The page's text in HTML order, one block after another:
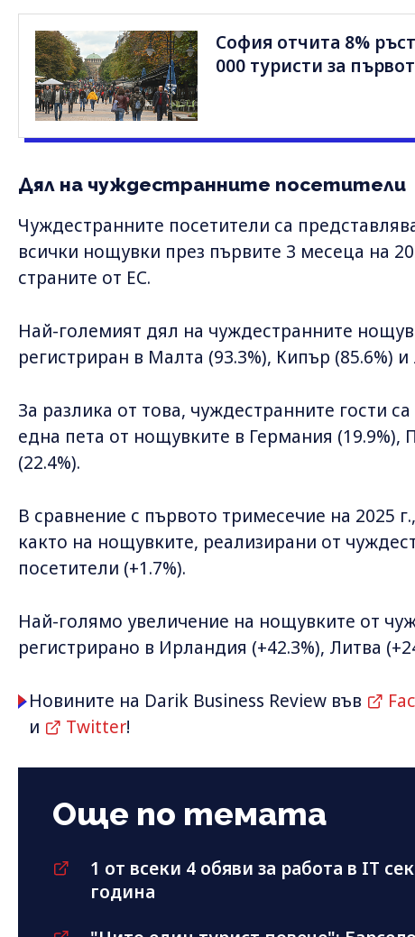
София отчита 8%
000 туристи за
Дял на чуждестранните посетители
Чуждестранните посетители са
всички нощувки през първите 3 месеца на
страните от ЕС.
Най-големият дял на чуждестранните
регистриран в Малта (93.3%), Кипър (85.6%)
За разлика от това, чуждестранните гости
една пета от нощувките в Германия (19.9%),
(22.4%).
В сравнение с първото тримесечие на 2025
както на нощувките, реализирани от
посетители (+1.7%).
Най-голямо увеличение на нощувките от
регистрирано в Ирландия (+42.3%), Литва
Новините на Darik Business Review във
и
Twitter!
Още по темата
1 от всеки 4 обяви за работа в IT
година